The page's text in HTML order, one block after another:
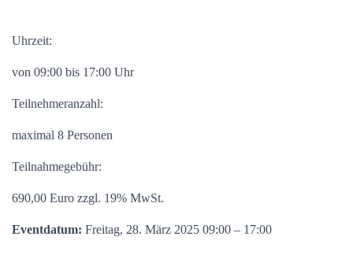
Uhrzeit:
von 09:00 bis 17:00 Uhr
Teilnehmeranzahl:
maximal 8 Personen
Teilnahmegebühr:
690,00 Euro zzgl. 19% MwSt.
Eventdatum: Freitag, 28. März 2025 09:00 – 17:00